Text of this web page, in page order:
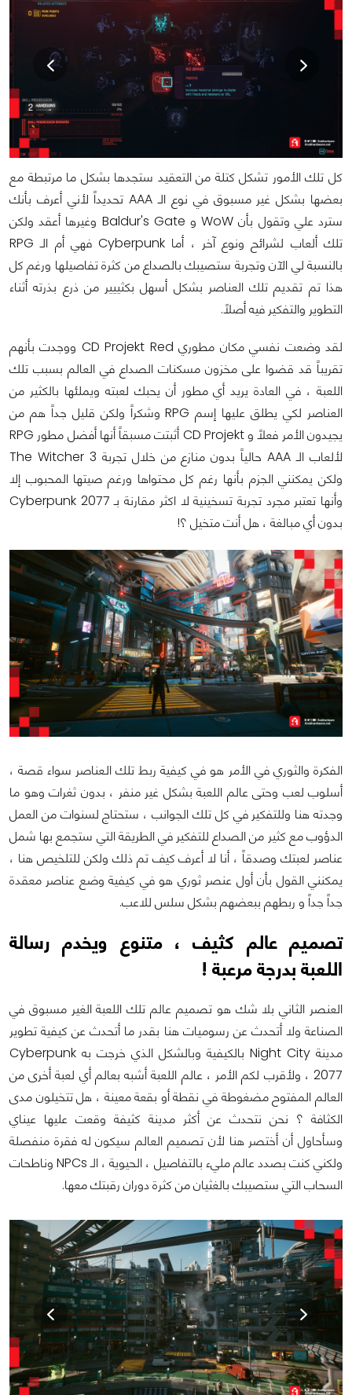
كل تلك الأمور تشكل كتلة من التعقيد ستجدها بشكل ما مرتبطة مع
بعضها بشكل غير مسبوق في نوع الـ AAA تحديداً لأني أعرف بأنك
سترد علي وتقول بأن WoW و Baldur's Gate وغيرها أعقد ولكن
تلك ألعاب لشرائح ونوع آخر ، أما Cyberpunk فهي أم الـ RPG
بالنسبة لي الآن وتجربة ستصيبك بالصداع من كثرة تفاصيلها ورغم كل
هذا تم تقديم تلك العناصر بشكل أسهل بكثييير من ذرع بذرته أثناء
التطوير والتفكير فيه أصلاً.
لقد وضعت نفسي مكان مطوري CD Projekt Red ووجدت بأنهم
تقريباً قد قضوا على مخزون مسكنات الصداع في العالم بسبب تلك
اللعبة ، في العادة يريد أي مطور أن يحبك لعبته ويملئها بالكثير من
العناصر لكي يطلق عليها إسم RPG وشكراً ولكن قليل جداً هم من
يجيدون الأمر فعلاً و CD Projekt أثبتت مسبقاً أنها أفضل مطور RPG
لألعاب الـ AAA حالياً بدون منازع من خلال تجربة The Witcher 3
ولكن يمكنني الجزم بأنها رغم كل محتواها ورغم صيتها المحبوب إلا
وأنها تعتبر مجرد تجربة تسخينية لا اكثر مقارنة بـ Cyberpunk 2077
بدون أي مبالغة ، هل أنت متخيل ؟!
الفكرة والثوري في الأمر هو في كيفية ربط تلك العناصر سواء قصة ،
أسلوب لعب وحتى عالم اللعبة بشكل غير منفر ، بدون ثغرات وهو ما
وجدته هنا وللتفكير في كل تلك الجوانب ، ستحتاج لسنوات من العمل
الدؤوب مع كثير من الصداع للتفكير في الطريقة التي ستجمع بها شمل
عناصر لعبتك وصدقاً ، أنا لا أعرف كيف تم ذلك ولكن للتلخيص هنا ،
يمكنني القول بأن أول عنصر ثوري هو في كيفية وضع عناصر معقدة
جداً جداً و ربطهم ببعضهم بشكل سلس للاعب.
تصميم عالم كثيف ، متنوع ويخدم رسالة
اللعبة بدرجة مرعبة !
العنصر الثاني بلا شك هو تصميم عالم تلك اللعبة الغير مسبوق في
الصناعة ولا أتحدث عن رسوميات هنا بقدر ما أتحدث عن كيفية تطوير
مدينة Night City بالكيفية وبالشكل الذي خرجت به Cyberpunk
2077 ، ولأقرب لكم الأمر ، عالم اللعبة أشبه بعالم أي لعبة أخرى من
العالم المفتوح مضغوطة في نقطة أو بقعة معينة ، هل تتخيلون مدى
الكثافة ؟ نحن نتحدث عن أكثر مدينة كثيفة وقعت عليها عيناي
وسأحاول أن أختصر هنا لأن تصميم العالم سيكون له فقرة منفصلة
ولكني كنت بصدد عالم مليء بالتفاصيل ، الحيوية ، الـ NPCs وناطحات
السحاب التي ستصيبك بالغثيان من كثرة دوران رقبتك معها.